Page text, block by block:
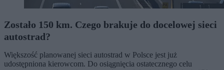
Zostało 150 km. Czego brakuje do docelowej sieci
autostrad?
Większość planowanej sieci autostrad w Polsce jest już
udostępniona kierowcom. Do osiągnięcia ostatecznego celu